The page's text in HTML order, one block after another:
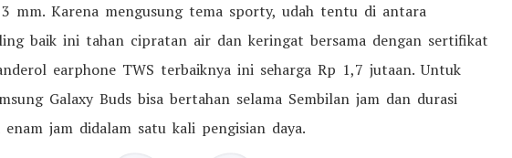
mm. Karena mengusung tema sporty, udah tentu di antara
baik ini tahan cipratan air dan keringat bersama dengan sertifikat
earphone TWS terbaiknya ini seharga Rp 1,7 jutaan. Untuk
Galaxy Buds bisa bertahan selama Sembilan jam dan durasi
jam didalam satu kali pengisian daya.